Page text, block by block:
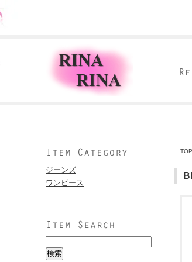
ジーンズ
ワンピース
TOP